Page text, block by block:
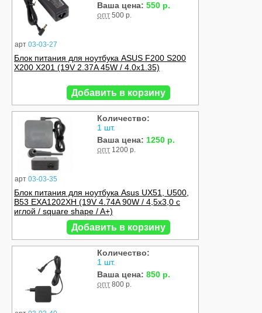
арт 03-03-27
Ваша цена: 550 р.
опт 500 р.
Блок питания для ноутбука ASUS F200 S200
X200 X201 (19V 2.37A 45W / 4.0x1.35)
Добавить в корзину
арт 03-03-35
Количество:
1 шт.
Ваша цена: 1250 р.
опт 1200 р.
Блок питания для ноутбука Asus UX51, U500,
B53 EXA1202XH (19V 4.74A 90W / 4,5x3,0 с
иглой / square shape / A+)
Добавить в корзину
Количество:
1 шт.
Ваша цена: 850 р.
опт 800 р.